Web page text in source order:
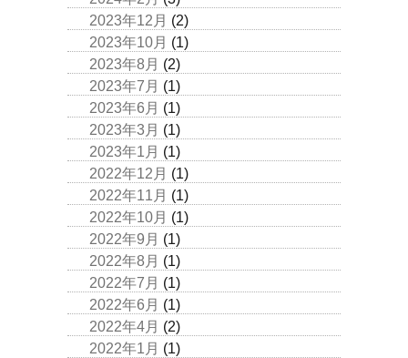
2023年12月 (2)
2023年10月 (1)
2023年8月 (2)
2023年7月 (1)
2023年6月 (1)
2023年3月 (1)
2023年1月 (1)
2022年12月 (1)
2022年11月 (1)
2022年10月 (1)
2022年9月 (1)
2022年8月 (1)
2022年7月 (1)
2022年6月 (1)
2022年4月 (2)
2022年1月 (1)